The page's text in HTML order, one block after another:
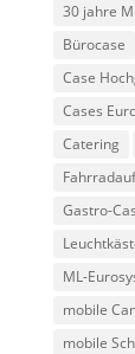
30 jahre
Bürocase
Case
Cases
Catering
Gastro-
ML-
mobile
mobile